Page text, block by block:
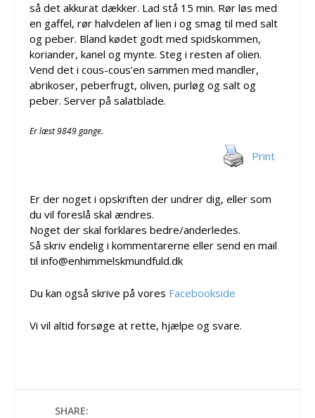
så det akkurat dækker. Lad stå 15 min. Rør løs med
en gaffel, rør halvdelen af lien i og smag til med salt
og peber. Bland kødet godt med spidskommen,
koriander, kanel og mynte. Steg i resten af olien.
Vend det i cous-cous’en sammen med mandler,
abrikoser, peberfrugt, oliven, purløg og salt og
peber. Server på salatblade.
Er læst 9849 gange.
Print
Er der noget i opskriften der undrer dig, eller som
du vil foreslå skal ændres.
Noget der skal forklares bedre/anderledes.
Så skriv endelig i kommentarerne eller send en mail
til info@enhimmelskmundfuld.dk
Du kan også skrive på vores Facebookside
Vi vil altid forsøge at rette, hjælpe og svare.
SHARE: